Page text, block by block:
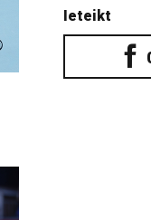
Ieteikt